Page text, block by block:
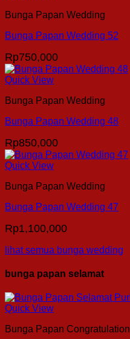
Bunga Papan Wedding
Bunga Papan Wedding 52
Rp750,000
Quick View
Bunga Papan Wedding
Bunga Papan Wedding 48
Rp850,000
Quick View
Bunga Papan Wedding
Bunga Papan Wedding 47
Rp1,100,000
lihat semua bunga wedding
bunga papan selamat
Quick View
Bunga Papan Congratulation